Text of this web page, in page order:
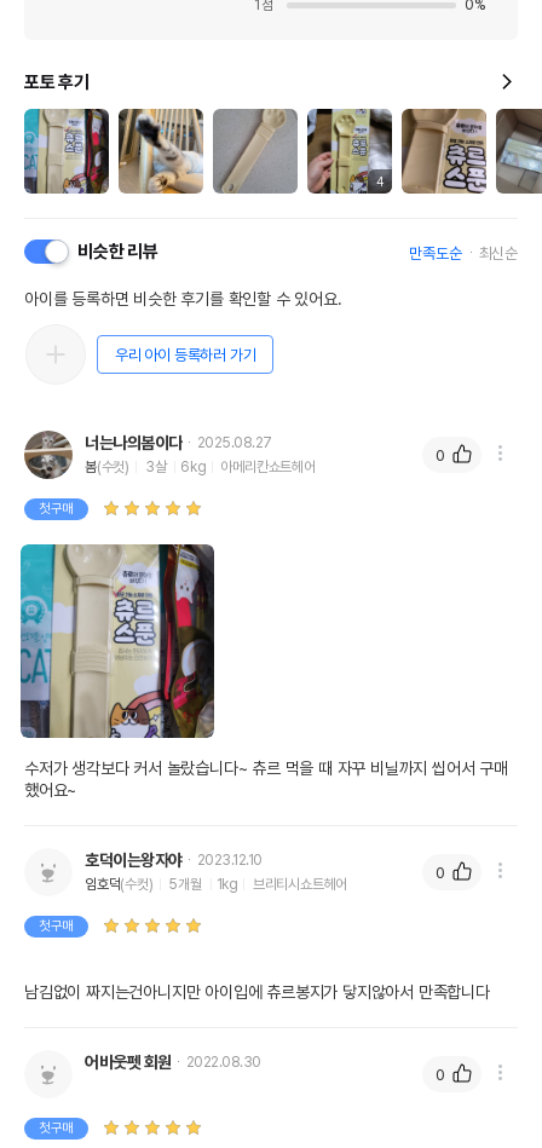
1 점 0%
포토 후기
4
비슷한 리뷰 만족도순 최신순
아이를 등록하면 비슷한 후기를 확인할 수 있어요.
우리 아이 등록하러 가기
너는나의봄이다
2025.08.27
봄(수컷) 3살 6kg 아메리칸쇼트헤어
첫구매
수저가 생각보다 커서 놀랐습니다~ 츄르 먹을 때 자꾸 비닐까지 씹어서 구매
했어요~
0
호덕이는왕자야
2023.12.10
임호덕(수컷) 5개월 1kg 브리티시쇼트헤어
첫구매
남김없이 짜지는건아니지만 아이입에 츄르봉지가 닿지않아서 만족합니다
0
어바웃펫 회원 2022.08.30
첫구매
0